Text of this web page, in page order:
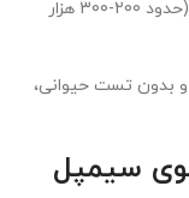
: با قیمت مناسب (حدود 200-300 هزار
: hypoallergenic و بدون تست حیوانی،
سیمپل